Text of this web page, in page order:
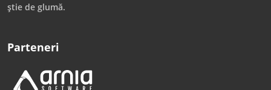
știe de glumă.
Parteneri